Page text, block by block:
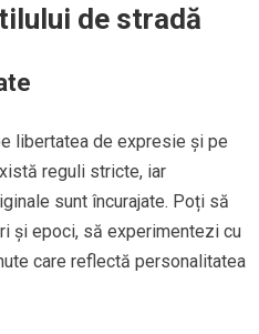
de stradă
libertatea de expresie și pe
reguli stricte, iar
sunt încurajate. Poți să
și epoci, să experimentezi cu
care reflectă personalitatea